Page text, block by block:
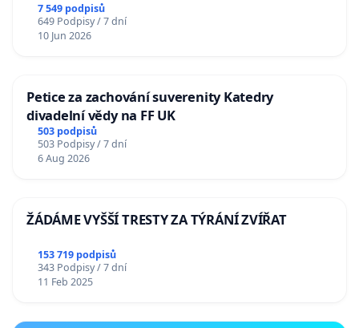
7 549 podpisů
649 Podpisy / 7 dní
10 Jun 2026
Petice za zachování suverenity Katedry
divadelní vědy na FF UK
503 podpisů
503 Podpisy / 7 dní
6 Aug 2026
ŽÁDÁME VYŠŠÍ TRESTY ZA TÝRÁNÍ ZVÍŘAT
153 719 podpisů
343 Podpisy / 7 dní
11 Feb 2025